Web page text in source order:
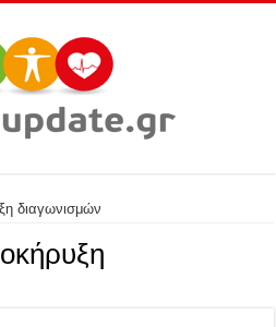
διαγωνισμών